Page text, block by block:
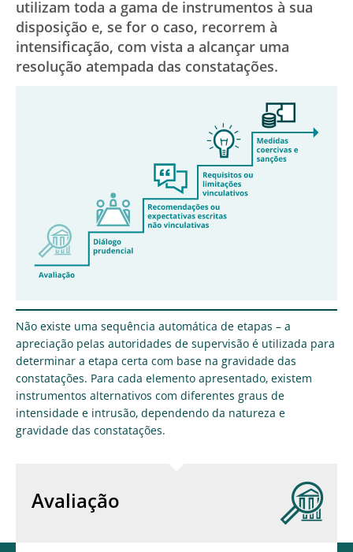
utilizam toda a gama de instrumentos à sua
disposição e, se for o caso, recorrem à
intensificação, com vista a alcançar uma
resolução atempada das constatações.
Não existe uma sequência automática de etapas – a
apreciação pelas autoridades de supervisão é utilizada para
determinar a etapa certa com base na gravidade das
constatações. Para cada elemento apresentado, existem
instrumentos alternativos com diferentes graus de
intensidade e intrusão, dependendo da natureza e
gravidade das constatações.
Avaliação